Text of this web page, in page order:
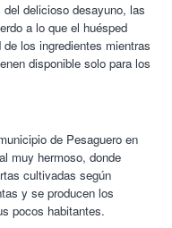
delicioso desayuno, las
a lo que el huésped
los ingredientes mientras
disponible solo para los
de Pesaguero en
muy hermoso, donde
cultivadas según
y se producen los
pocos habitantes.